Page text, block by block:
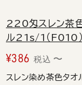
220匁スレン茶
ル21s/1（F010）
¥386 税込 〜
スレン染め茶色タオ